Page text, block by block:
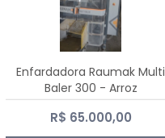
Enfardadora Raumak Multi
Baler 300 - Arroz
R$ 65.000,00